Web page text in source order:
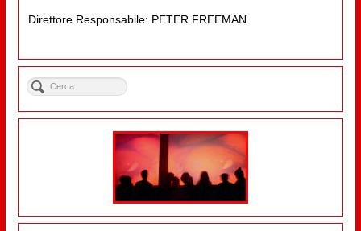
Direttore Responsabile: PETER FREEMAN